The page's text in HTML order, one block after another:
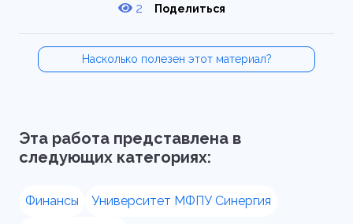
2 Поделиться
Насколько полезен этот материал?
Эта работа представлена в
следующих категориях:
Финансы Университет МФПУ Синергия